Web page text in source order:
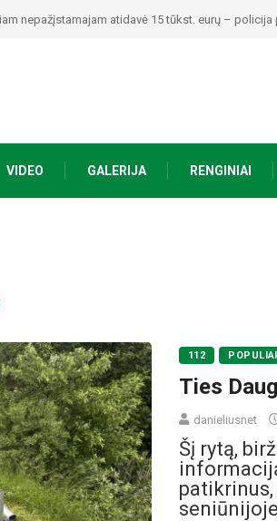
nepažįstamajam atidavė 15 tūkst. eurų – policija
VIDEO GALERIJA RENGINIAI
112
Ties
danieliusnet
Šį rytą,
patikrinus,